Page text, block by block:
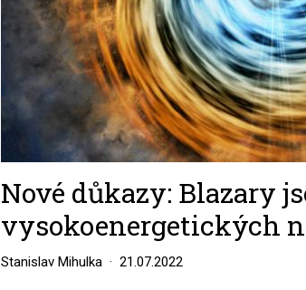
Nové důkazy: Blazary
vysokoenergetických
Stanislav Mihulka 21.07.2022